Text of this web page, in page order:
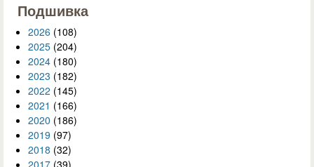
Подшивка
2026 (108)
2025 (204)
2024 (180)
2023 (182)
2022 (145)
2021 (166)
2020 (186)
2019 (97)
2018 (32)